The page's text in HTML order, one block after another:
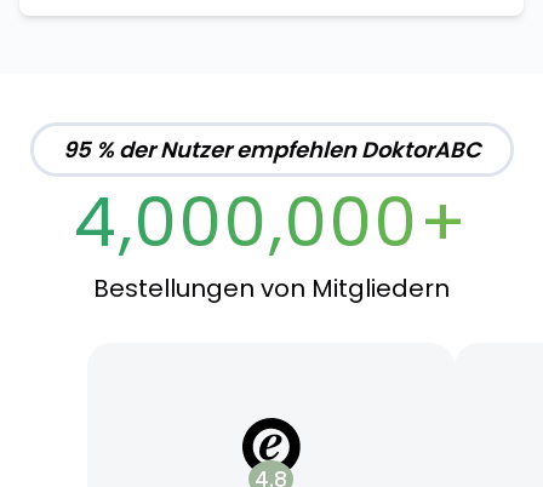
95 % der Nutzer empfehlen DoktorABC
4,000,000+
Bestellungen von Mitgliedern
4.8